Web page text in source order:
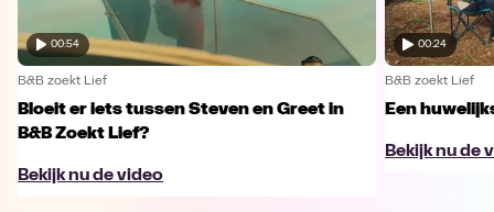
00:54
B&B zoekt Lief
Bloeit er iets tussen Steven en Greet in
B&B Zoekt Lief?
Bekijk nu de video
00:24
B&B zoekt Lief
Een
Bekijk nu de